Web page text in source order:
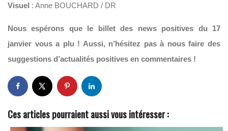
Visuel : Anne BOUCHARD / DR
Nous espérons que le billet des news positives du 17
janvier vous a plu ! Aussi, n’hésitez pas à nous faire des
suggestions d’actualités positives en commentaires !
Ces articles pourraient aussi vous intéresser :